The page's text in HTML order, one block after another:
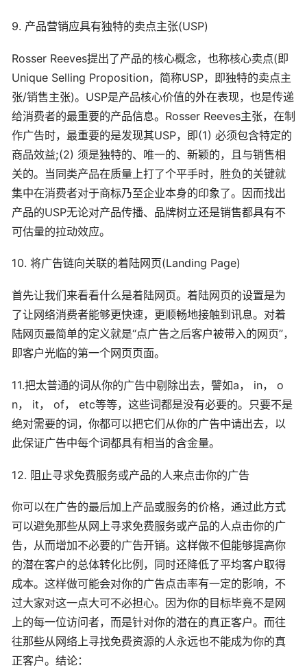
9. 产品营销应具有独特的卖点主张(USP)
Rosser Reeves提出了产品的核心概念，也称核心卖点(即
Unique Selling Proposition，简称USP，即独特的卖点主
张/销售主张)。USP是产品核心价值的外在表现，也是传递
给消费者的最重要的产品信息。Rosser Reeves主张，在制
作广告时，最重要的是发现其USP，即(1) 必须包含特定的
商品效益;(2) 须是独特的、唯一的、新颖的，且与销售相
关的。当同类产品在质量上打了个平手时，胜负的关键就
集中在消费者对于商标乃至企业本身的印象了。因而找出
产品的USP无论对产品传播、品牌树立还是销售都具有不
可估量的拉动效应。
10. 将广告链向关联的着陆网页(Landing Page)
首先让我们来看看什么是着陆网页。着陆网页的设置是为
了让网络消费者能够更快速，更顺畅地接触到讯息。对着
陆网页最简单的定义就是“点广告之后客户被带入的网页”，
即客户光临的第一个网页页面。
11.把太普通的词从你的广告中剔除出去，譬如a， in， o
n， it， of， etc等等，这些词都是没有必要的。只要不是
绝对需要的词，你都可以把它们从你的广告中请出去，以
此保证广告中每个词都具有相当的含金量。
12. 阻止寻求免费服务或产品的人来点击你的广告
你可以在广告的最后加上产品或服务的价格，通过此方式
可以避免那些从网上寻求免费服务或产品的人点击你的广
告，从而增加不必要的广告开销。这样做不但能够提高你
的潜在客户的总体转化比例，同时还降低了平均客户取得
成本。这样做可能会对你的广告点击率有一定的影响，不
过大家对这一点大可不必担心。因为你的目标毕竟不是网
上的每一位访问者，而是针对你的潜在的真正客户。而往
往那些从网络上寻找免费资源的人永远也不能成为你的真
正客户。结论：